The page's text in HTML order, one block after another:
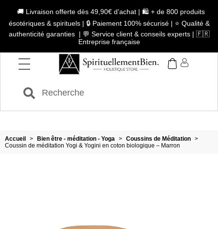
🚚 Livraison offerte dès 49,90€ d’achat | 🛍️ + de 800 produits
ésotériques & spirituels | 🔒 Paiement 100% sécurisé | ⭐ Qualité &
authenticité garanties | 💬 Service client & conseils experts | 🇫🇷
Entreprise française
Accueil > Bien être - méditation - Yoga > Coussins de Méditation >
Coussin de méditation Yogi & Yogini en coton biologique – Marron